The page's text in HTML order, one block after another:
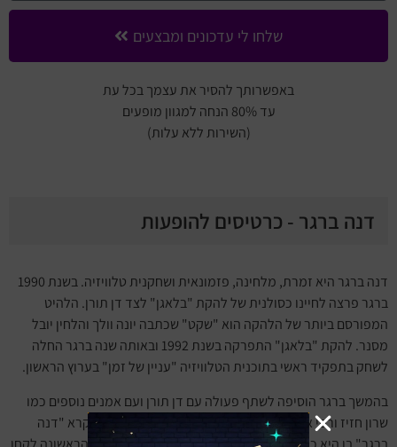
שלחו לי עדכונים ומבצעים
באפשרותך להסיר את עצמך בכל עת
עד 80% הנחה למגוון מופעים
(השירות ללא עלות)
דנה ברגר - כרטיסים להופעות
דנה ברגר היא זמרת, מלחינה, פזמונאית ושחקנית טלוויזיה. בשנת 1990
ברגר פרצה לחיינו כסולנית של להקת "בלאגן" לצד דן תורן. הלהיט
המפורסם ביותר של הלהקה הוא "שקט" שכתבה יונה וולך והלחין יובל
מסנר. להקת "בלאגן" התפרקה בשנת 1992 ובאותה שנה ברגר החלה
לשחק בתפקיד ראשי בתוכנית הטלוויזיה "עניין של זמן" בערוץ הראשון.
בהמשך ברגר הוסיפה לשתף פעולה עם דן תורן ועם אמנים נוספים כמו
שרון חזיז ורפי אדר. בשנת 1994 יצאה אלבומה הראשון שנקרא "דנה